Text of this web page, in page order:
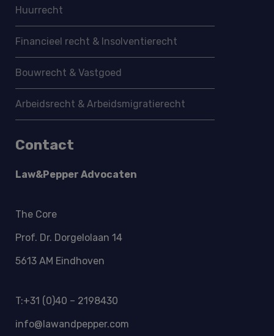
Huurrecht
Financieel recht & Insolventierecht
Bouwrecht & Vastgoed
Arbeidsrecht & Arbeidsmigratie­recht
Contact
Law&Pepper Advocaten
The Core
Prof. Dr. Dorgelolaan 14
5613 AM Eindhoven
T:+31 (0)40 – 2198430
info@lawandpepper.com